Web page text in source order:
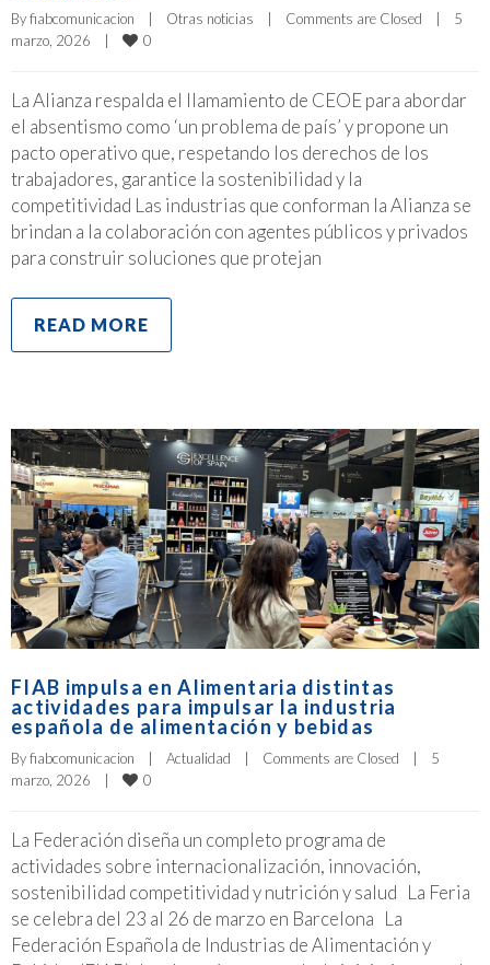
By fiabcomunicacion | Otras noticias | Comments are Closed |
5
marzo, 2026
| 0
La Alianza respalda el llamamiento de CEOE para abordar
el absentismo como ‘un problema de país’ y propone un
pacto operativo que, respetando los derechos de los
trabajadores, garantice la sostenibilidad y la
competitividad Las industrias que conforman la Alianza se
brindan a la colaboración con agentes públicos y privados
para construir soluciones que protejan
READ MORE
FIAB impulsa en Alimentaria distintas
actividades para impulsar la industria
española de alimentación y bebidas
By fiabcomunicacion Actualidad Comments are Closed
5
marzo, 2026
0
La Federación diseña un completo programa de
actividades sobre internacionalización, innovación,
sostenibilidad competitividad y nutrición y salud La Feria
se celebra del 23 al 26 de marzo en Barcelona La
Federación Española de Industrias de Alimentación y